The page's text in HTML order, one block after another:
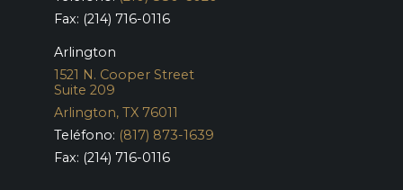
Fax: (214) 716-0116
Arlington
1521 N. Cooper Street
Suite 209
Arlington, TX 76011
Teléfono: (817) 873-1639
Fax: (214) 716-0116